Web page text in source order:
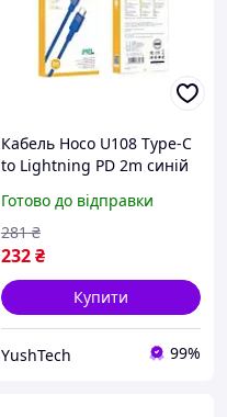
Кабель Hoco U108 Type-C
to Lightning PD 2m синій
Готово до відправки
232₴
281 ₴
Купити
YushTech 99%